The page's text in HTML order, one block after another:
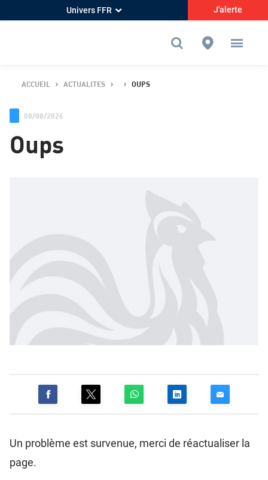
Univers FFR J'alerte
ACCUEIL ACTUALITES OUPS
08/08/2026
Oups
Un problème est survenue, merci de réactualiser la
page.